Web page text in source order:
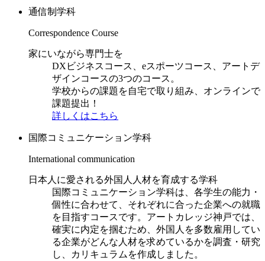
通信制学科
Correspondence Course
家にいながら専門士を
DXビジネスコース、eスポーツコース、アートデ
ザインコースの3つのコース。
学校からの課題を自宅で取り組み、オンラインで
課題提出！
詳しくはこちら
国際コミュニケーション学科
International communication
日本人に愛される外国人人材を育成する学科
国際コミュニケーション学科は、各学生の能力・
個性に合わせて、それぞれに合った企業への就職
を目指すコースです。アートカレッジ神戸では、
確実に内定を掴むため、外国人を多数雇用してい
る企業がどんな人材を求めているかを調査・研究
し、カリキュラムを作成しました。